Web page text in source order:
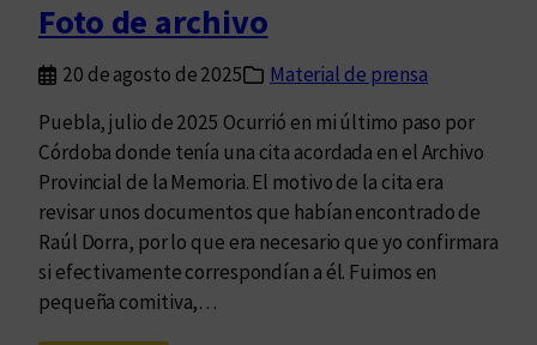
u
i
d
a
s
d
e
D
o
Foto de archivo
20 de agosto de 2025
Material de prensa
Puebla, julio de 2025 Ocurrió en mi último paso por
Córdoba donde tenía una cita acordada en el Archivo
Provincial de la Memoria. El motivo de la cita era
revisar unos documentos que habían encontrado de
Raúl Dorra, por lo que era necesario que yo confirmara
si efectivamente correspondían a él. Fuimos en
pequeña comitiva,…